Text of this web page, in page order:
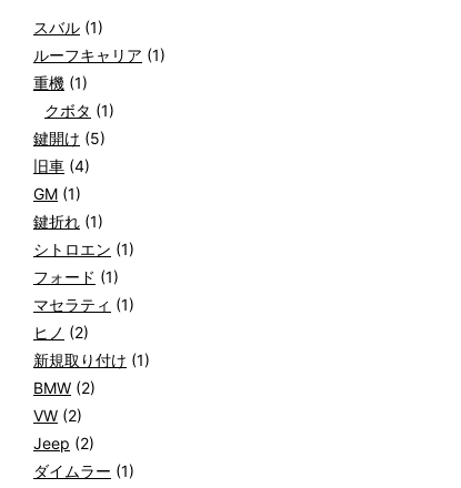
スバル (1)
ルーフキャリア (1)
重機 (1)
クボタ (1)
鍵開け (5)
旧車 (4)
GM (1)
鍵折れ (1)
シトロエン (1)
フォード (1)
マセラティ (1)
ヒノ (2)
新規取り付け (1)
BMW (2)
VW (2)
Jeep (2)
ダイムラー (1)